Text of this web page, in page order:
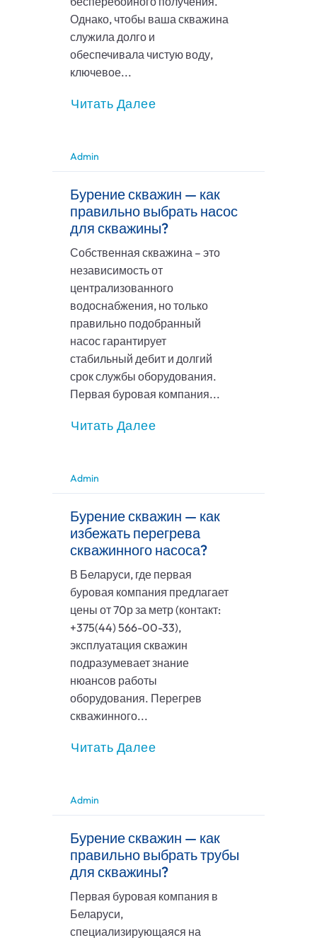
Однако, чтобы ваша скважина
служила долго и
обеспечивала чистую воду,
ключевое...
Читать Далее
Admin
Бурение скважин — как
правильно выбрать насос
для скважины?
Собственная скважина – это
независимость от
централизованного
водоснабжения, но только
правильно подобранный
насос гарантирует
стабильный дебит и долгий
срок службы оборудования.
Первая буровая компания...
Читать Далее
Admin
Бурение скважин — как
избежать перегрева
скважинного насоса?
В Беларуси, где первая
буровая компания предлагает
цены от 70р за метр (контакт:
+375(44) 566-00-33),
эксплуатация скважин
подразумевает знание
нюансов работы
оборудования. Перегрев
скважинного...
Читать Далее
Admin
Бурение скважин — как
правильно выбрать трубы
для скважины?
Первая буровая компания в
Беларуси,
специализирующаяся на